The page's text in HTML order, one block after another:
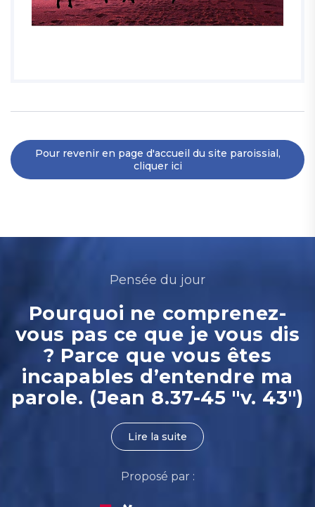
Pour revenir en page d'accueil du site paroissial,
cliquer ici
Pensée du jour
Pourquoi ne comprenez-
vous pas ce que je vous dis
? Parce que vous êtes
incapables d’entendre ma
parole. (Jean 8.37-45 "v. 43")
Lire la suite
Proposé par :